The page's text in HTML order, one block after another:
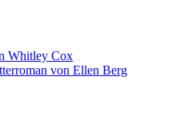
Whitley Cox
von Ellen Berg